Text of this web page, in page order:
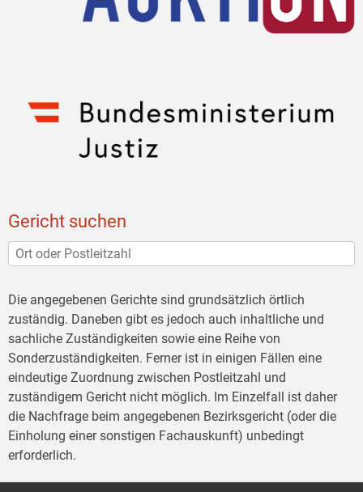
Gericht suchen
Die angegebenen Gerichte sind grundsätzlich örtlich
zuständig. Daneben gibt es jedoch auch inhaltliche und
sachliche Zuständigkeiten sowie eine Reihe von
Sonderzuständigkeiten. Ferner ist in einigen Fällen eine
eindeutige Zuordnung zwischen Postleitzahl und
zuständigem Gericht nicht möglich. Im Einzelfall ist daher
die Nachfrage beim angegebenen Bezirksgericht (oder die
Einholung einer sonstigen Fachauskunft) unbedingt
erforderlich.